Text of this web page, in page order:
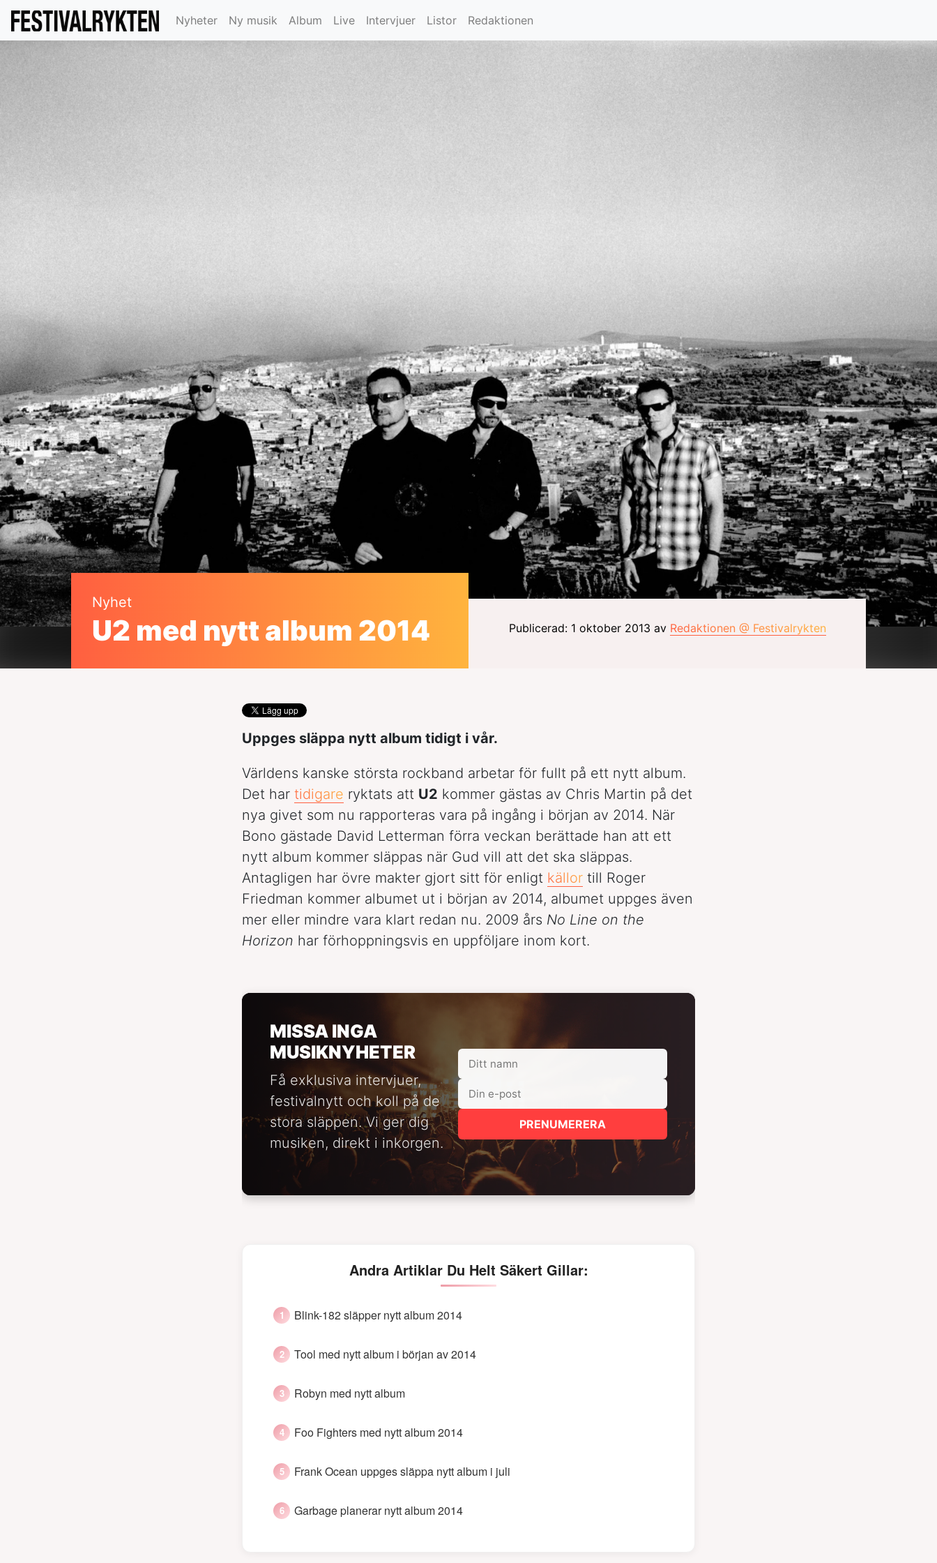
Nyheter Ny musik Album Live Intervjuer Listor Redaktionen
Nyhet
U2 med nytt album 2014 Publicerad: 1 oktober 2013 av Redaktionen @ Festivalrykten
Uppges släppa nytt album tidigt i vår.
Världens kanske största rockband arbetar för fullt på ett nytt album.
Det har tidigare ryktats att U2 kommer gästas av Chris Martin på det
nya givet som nu rapporteras vara på ingång i början av 2014. När
Bono gästade David Letterman förra veckan berättade han att ett
nytt album kommer släppas när Gud vill att det ska släppas.
Antagligen har övre makter gjort sitt för enligt källor till Roger
Friedman kommer albumet ut i början av 2014, albumet uppges även
mer eller mindre vara klart redan nu. 2009 års No Line on the
Horizon har förhoppningsvis en uppföljare inom kort.
MISSA INGA
MUSIKNYHETER
Få exklusiva intervjuer,
festivalnytt och koll på de
stora släppen. Vi ger dig
musiken, direkt i inkorgen.
PRENUMERERA
Andra Artiklar Du Helt Säkert Gillar:
Blink-182 släpper nytt album 2014
Tool med nytt album i början av 2014
Robyn med nytt album
Foo Fighters med nytt album 2014
Frank Ocean uppges släppa nytt album i juli
Garbage planerar nytt album 2014